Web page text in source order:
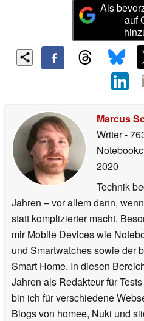
Als
auf
Marcus
Writer-
2020
Technik
Jahren – vor allem dann,
statt komplizierter macht.
mir Mobile Devices wie
und Smartwatches sowie der
Smart Home. In diesen
Jahren als Redakteur für
bin ich für verschiedene
Blogs von homee, Nuki und